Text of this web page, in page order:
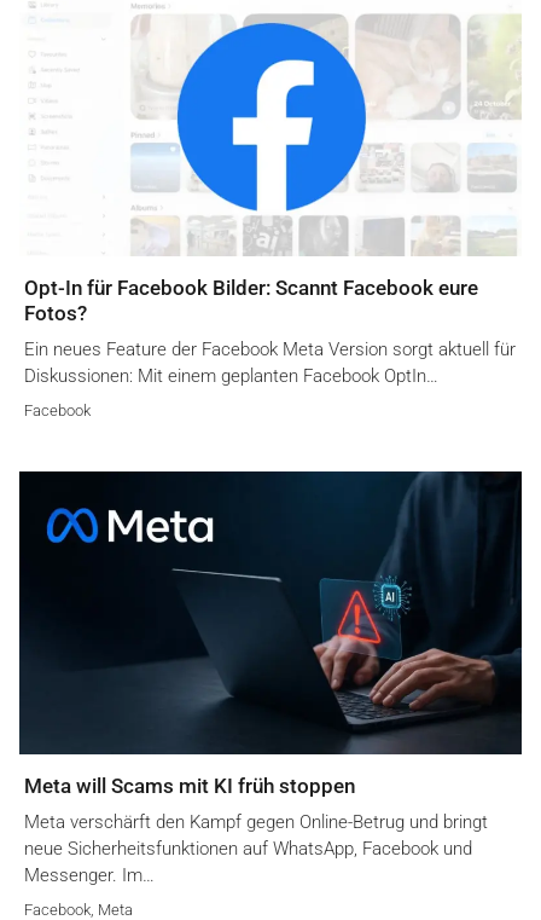
Opt-In für Facebook Bilder: Scannt Facebook eure
Fotos?
Ein neues Feature der Facebook Meta Version sorgt aktuell für
Diskussionen: Mit einem geplanten Facebook OptIn…
Facebook
Meta will Scams mit KI früh stoppen
Meta verschärft den Kampf gegen Online-Betrug und bringt
neue Sicherheitsfunktionen auf WhatsApp, Facebook und
Messenger. Im…
Facebook Meta